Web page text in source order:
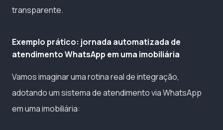
transparente.
Exemplo prático: jornada automatizada de
atendimento WhatsApp em uma imobiliária
Vamos imaginar uma rotina real de integração,
adotando um sistema de atendimento via WhatsApp
em uma imobiliária: